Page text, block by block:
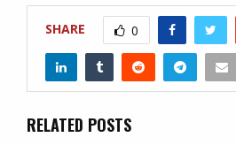
SHARE 0
RELATED POSTS